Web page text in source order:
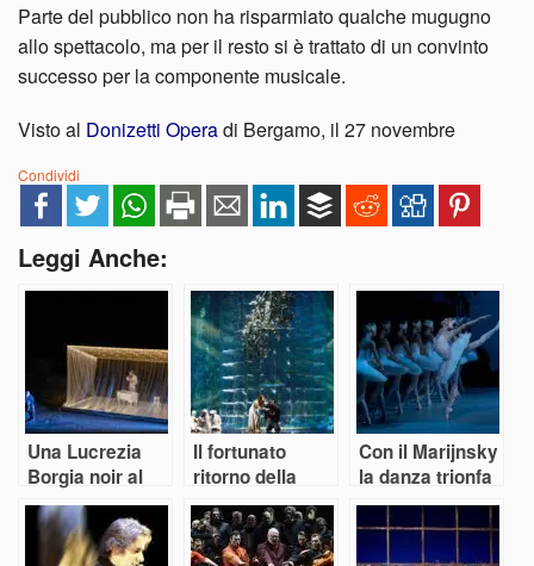
Parte del pubblico non ha risparmiato qualche mugugno
allo spettacolo, ma per il resto si è trattato di un convinto
successo per la componente musicale.
Visto al Donizetti Operadi Bergamo, il 27 novembre
Condividi
Leggi Anche:
Una Lucrezia
Borgia noir al
Donizetti Opera
di Bergamo
Il fortunato
ritorno della
“Favorite”
Con il Marijnsky
la danza trionfa
al Ravenna
Festival. Ma fino
a quando?